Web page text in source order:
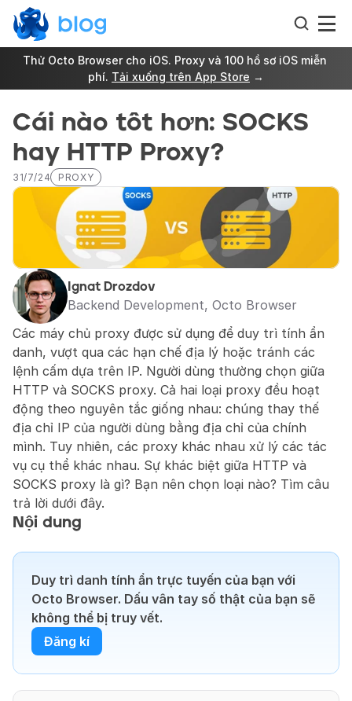
Thử Octo Browser cho iOS. Proxy và 100 hồ sơ iOS miễn
phí. Tải xuống trên App Store →
Cái nào tốt hơn: SOCKS
hay HTTP Proxy?
31/7/24 PROXY
Ignat Drozdov
Backend Development, Octo Browser
Các máy chủ proxy được sử dụng để duy trì tính ẩn
danh, vượt qua các hạn chế địa lý hoặc tránh các
lệnh cấm dựa trên IP. Người dùng thường chọn giữa
HTTP và SOCKS proxy. Cả hai loại proxy đều hoạt
động theo nguyên tắc giống nhau: chúng thay thế
địa chỉ IP của người dùng bằng địa chỉ của chính
mình. Tuy nhiên, các proxy khác nhau xử lý các tác
vụ cụ thể khác nhau. Sự khác biệt giữa HTTP và
SOCKS proxy là gì? Bạn nên chọn loại nào? Tìm câu
trả lời dưới đây.
Nội dung
Duy trì danh tính ẩn trực tuyến của bạn với
Octo Browser. Dấu vân tay số thật của bạn sẽ
không thể bị truy vết.
Đăng kí